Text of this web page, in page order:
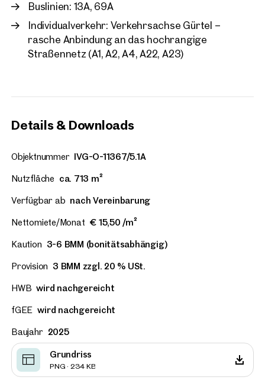
Buslinien: 13A, 69A
Individualverkehr: Verkehrsachse Gürtel –
rasche Anbindung an das hochrangige
Straßennetz (A1, A2, A4, A22, A23)
Details & Downloads
Objektnummer IVG-O-11367/5.1A
Nutzfläche ca. 713 m²
Verfügbar ab nach Vereinbarung
Nettomiete/Monat € 15,50 /m²
Kaution 3-6 BMM (bonitätsabhängig)
Provision 3 BMM zzgl. 20 % USt.
HWB wird nachgereicht
fGEE wird nachgereicht
Baujahr 2025
Grundriss
PNG · 234 KB
Wien, 10. Favoriten
Loftartiges Büro Nähe
ca. 407 m² Nutzfläche
Verfügbar nach Vereinbarung
€ 15,50 /m²/Monat netto